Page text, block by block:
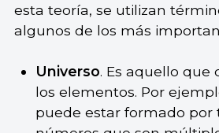
esta teoría, se utilizan
algunos de los más
Universo. Es aquello que
los elementos. Por
puede estar formado por